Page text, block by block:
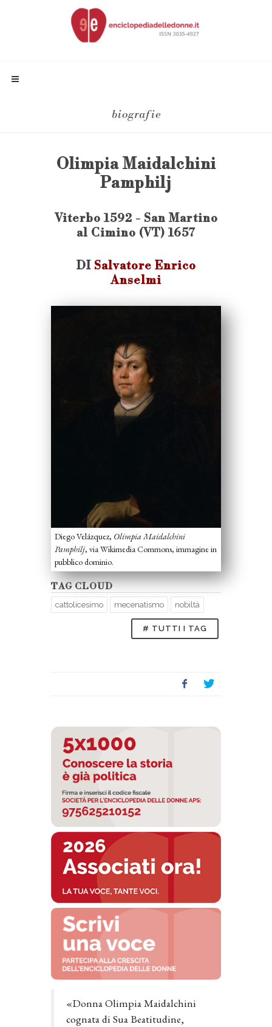
biografie
Olimpia Maidalchini
Pamphilj
Viterbo 1592 - San Martino
al Cimino (VT) 1657
DI Salvatore Enrico
Anselmi
Diego Velázquez, Olimpia Maidalchini
Pamphilj, via Wikimedia Commons, immagine in
pubblico dominio.
TAG CLOUD
cattolicesimo mecenatismo nobiltà
# TUTTI I TAG
«Donna Olimpia Maidalchini
cognata di Sua Beatitudine,